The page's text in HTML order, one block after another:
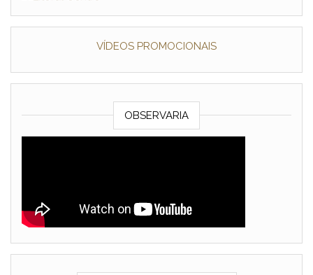
VÍDEOS PROMOCIONAIS
OBSERVARIA